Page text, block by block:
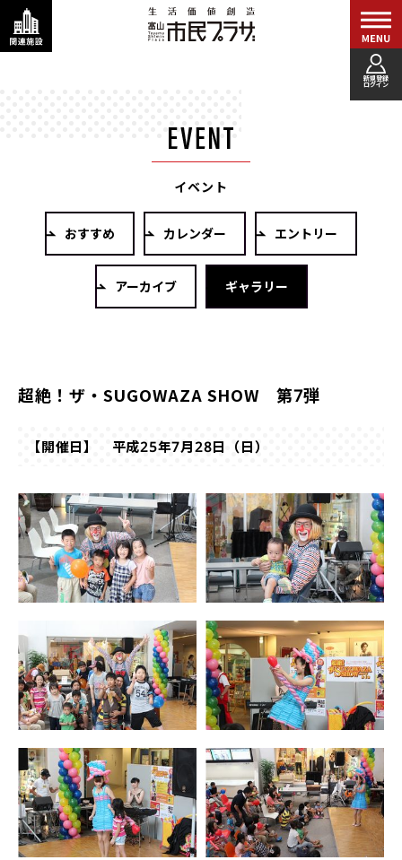
新規登録
ログイン
イベント
おすすめ カレンダー エントリー
アーカイブ ギャラリー
超絶！ザ・SUGOWAZA SHOW 第7弾
【開催日】 平成25年7月28日（日）